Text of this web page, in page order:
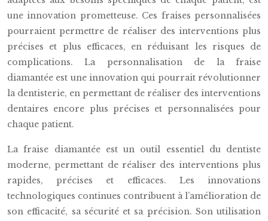
une innovation prometteuse. Ces fraises personnalisées
pourraient permettre de réaliser des interventions plus
précises et plus efficaces, en réduisant les risques de
complications. La personnalisation de la fraise
diamantée est une innovation qui pourrait révolutionner
la dentisterie, en permettant de réaliser des interventions
dentaires encore plus précises et personnalisées pour
chaque patient.
La fraise diamantée est un outil essentiel du dentiste
moderne, permettant de réaliser des interventions plus
rapides, précises et efficaces. Les innovations
technologiques continues contribuent à l’amélioration de
son efficacité, sa sécurité et sa précision. Son utilisation